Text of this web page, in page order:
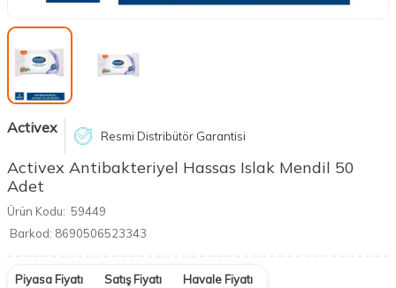
Activex Resmi Distribütör Garantisi
Activex Antibakteriyel Hassas Islak Mendil 50
Adet
Ürün Kodu: 59449
Barkod: 8690506523343
Piyasa Fiyatı Satış Fiyatı Havale Fiyatı